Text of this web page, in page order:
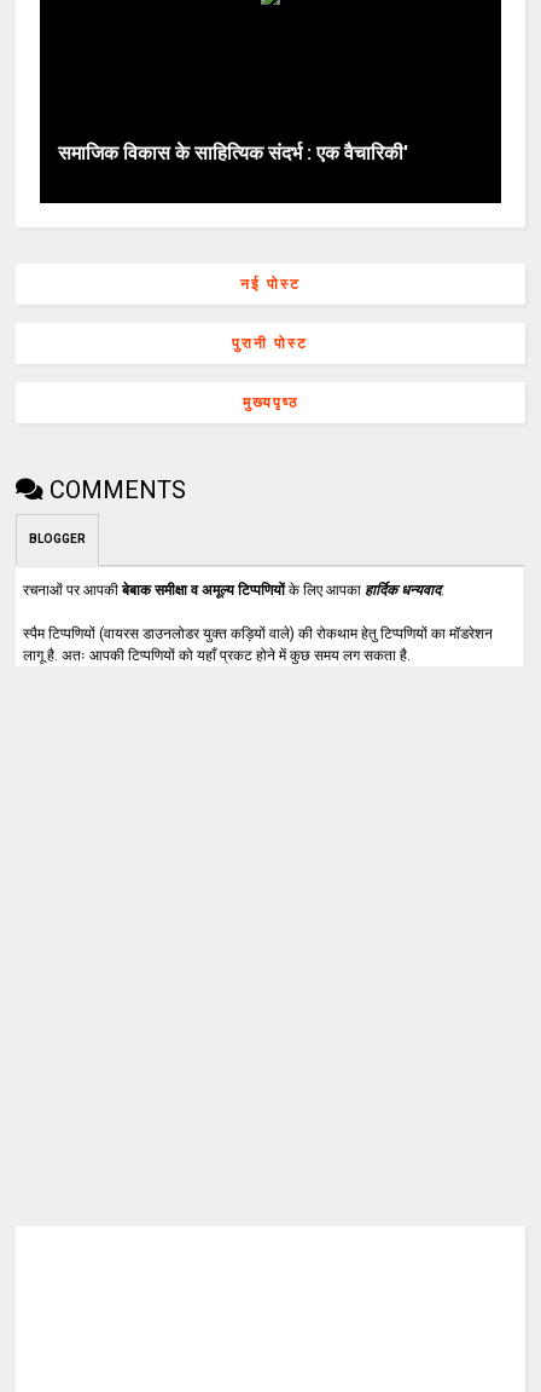
समाजिक विकास के साहित्यिक संदर्भ : एक वैचारिकी'
नई पोस्ट
पुरानी पोस्ट
मुख्यपृष्ठ
COMMENTS
BLOGGER
रचनाओं पर आपकीबेबाक समीक्षा व अमूल्य टिप्पणियोंके लिए आपका हार्दिक धन्यवाद.
स्पैम टिप्पणियों (वायरस डाउनलोडर युक्त कड़ियों वाले) की रोकथाम हेतु टिप्पणियों का मॉडरेशन
लागू है. अतः आपकी टिप्पणियों को यहाँ प्रकट होने में कुछ समय लग सकता है.